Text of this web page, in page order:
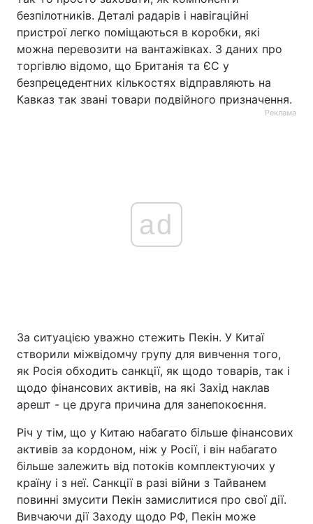
безпілотників. Деталі радарів і навігаційні
пристрої легко поміщаються в коробки, які
можна перевозити на вантажівках. З даних про
торгівлю відомо, що Британія та ЄС у
безпрецедентних кількостях відправляють на
Кавказ так звані товари подвійного призначення.
Реклама
ad
За ситуацією уважно стежить Пекін. У Китаї
створили міжвідомчу групу для вивчення того,
як Росія обходить санкції, як щодо товарів, так і
щодо фінансових активів, на які Захід наклав
арешт - це друга причина для занепокоєння.
Річ у тім, що у Китаю набагато більше фінансових
активів за кордоном, ніж у Росії, і він набагато
більше залежить від потоків комплектуючих у
країну і з неї. Санкції в разі війни з Тайванем
повинні змусити Пекін замислитися про свої дії.
Вивчаючи дії Заходу щодо РФ, Пекін може